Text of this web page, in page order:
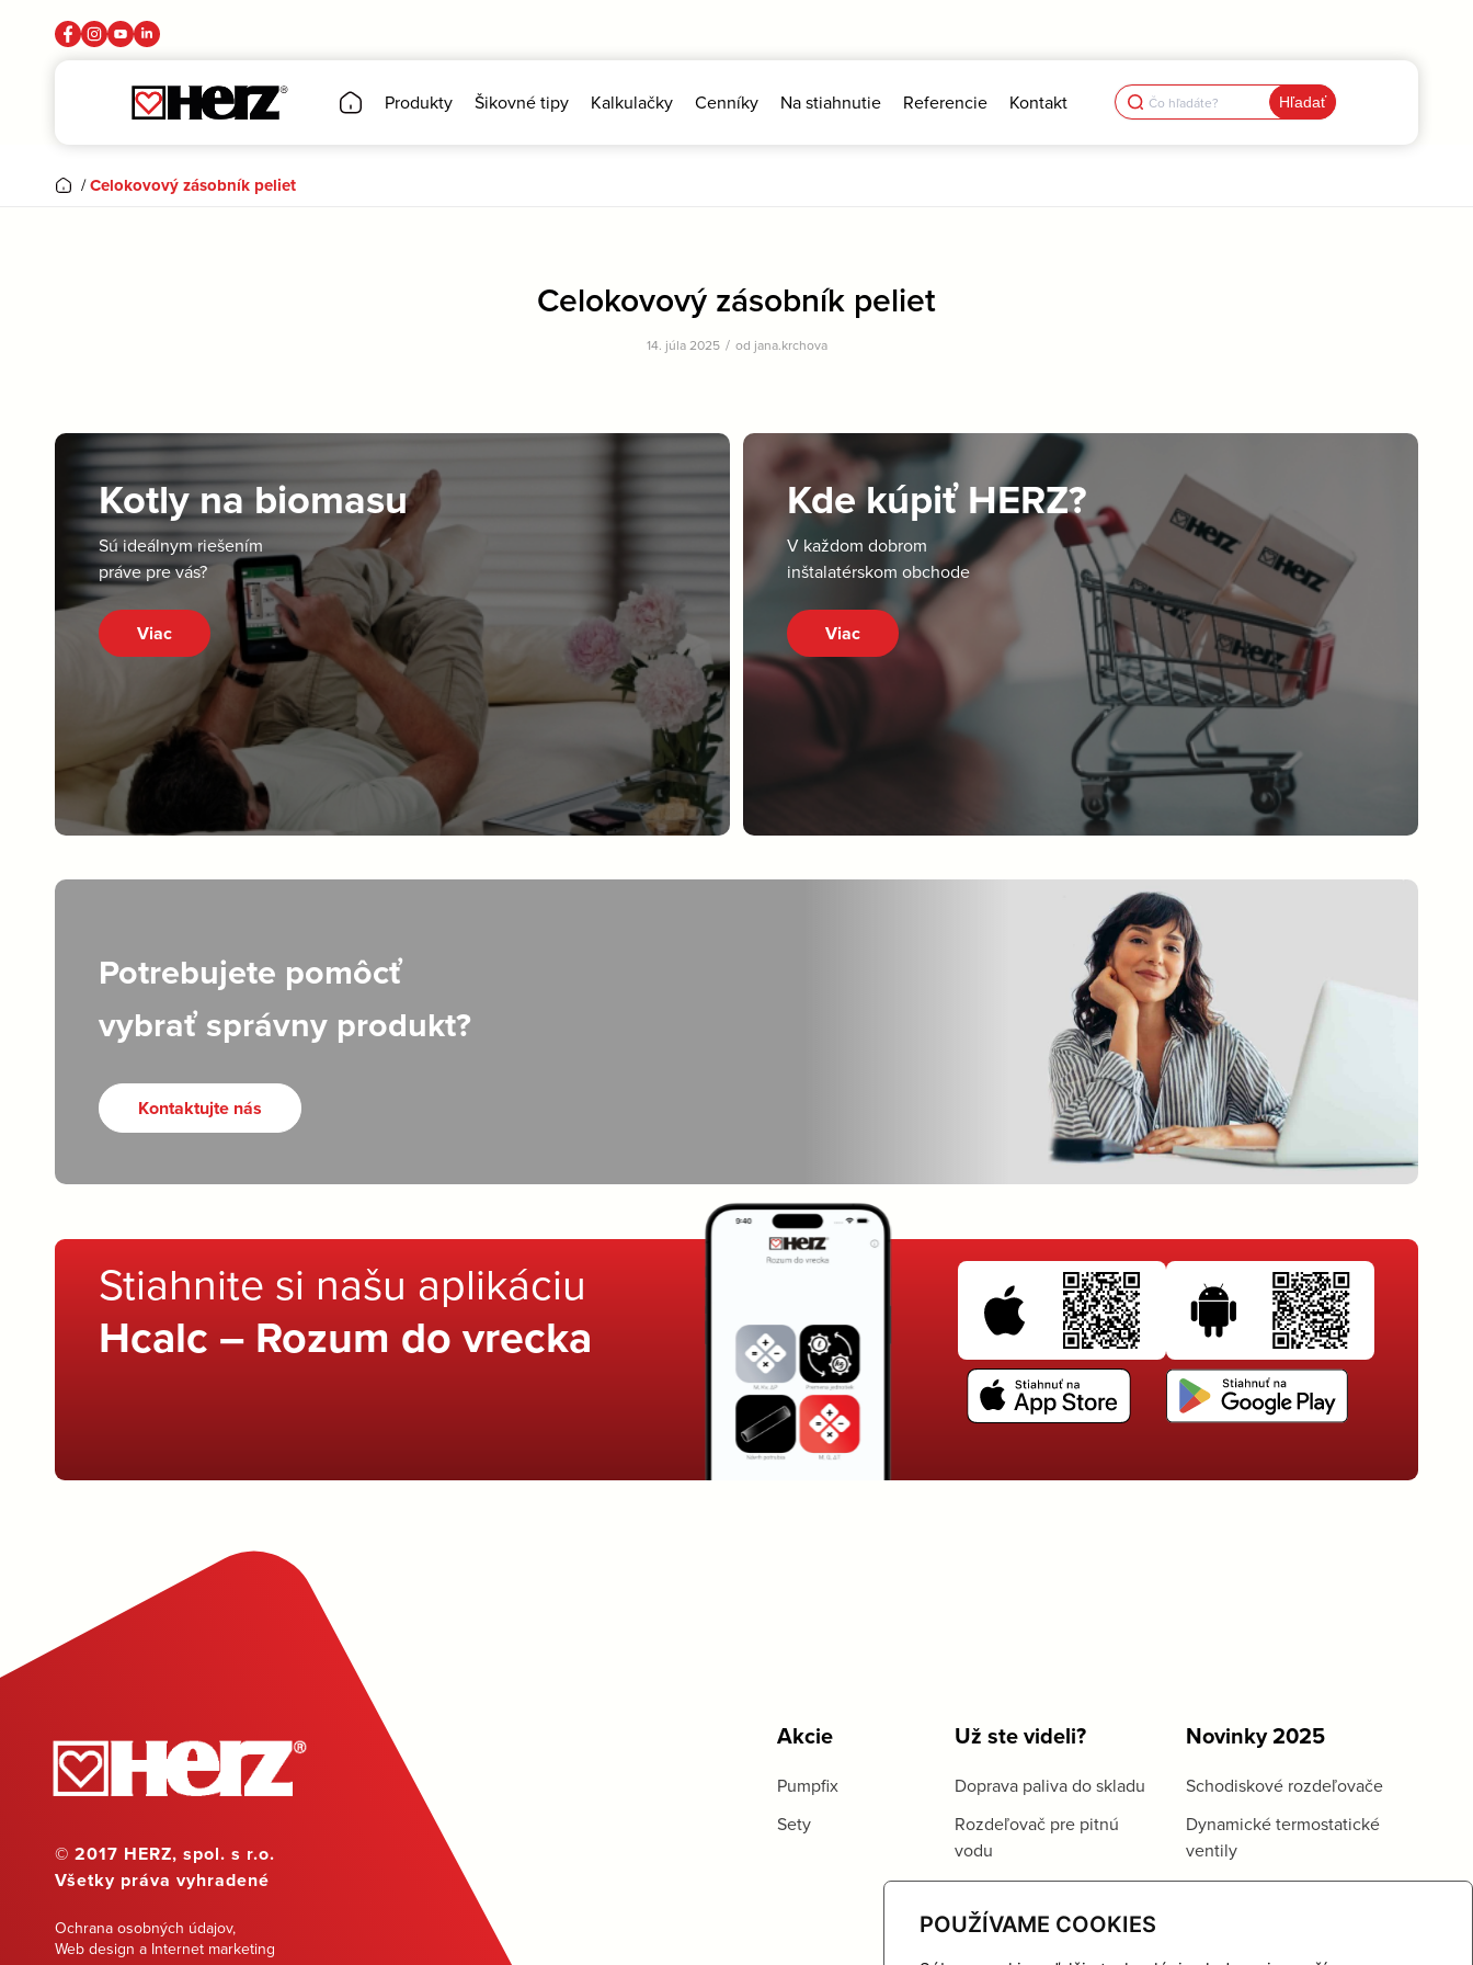
POUŽÍVAME COOKIES
Produkty Šikovné tipy Kalkulačky Cenníky Na stiahnutie Referencie Kontakt Search
for:
/Celokovový zásobník peliet
Celokovový zásobník peliet
14. júla 2025 / od jana.krchova
Kotly na biomasu
Sú ideálnym riešením
práve pre vás?
Viac
Kde kúpiť HERZ?
V každom dobrom
inštalatérskom obchode
Viac
Potrebujete pomôcť
vybrať správny produkt?
Kontaktujte nás
Stiahnite si našu aplikáciu
Hcalc – Rozum do vrecka
© 2017 HERZ, spol. s r.o.
Všetky práva vyhradené
Ochrana osobných údajov,
Web design a Internet marketing
Akcie
Pumpfix
Sety
Už ste videli?
Doprava paliva do skladu
Rozdeľovač pre pitnú
vodu
Novinky 2025
Schodiskové rozdeľovače
Dynamické termostatické
ventily